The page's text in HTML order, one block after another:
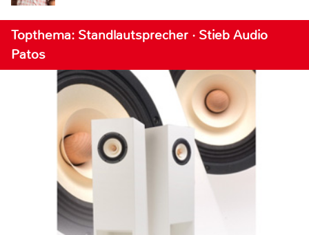
Topthema: Standlautsprecher · Stieb Audio
Patos